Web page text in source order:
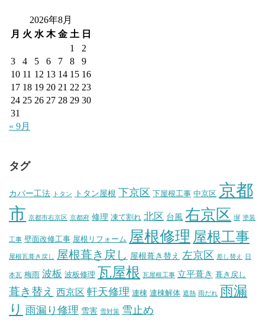
2026年8月
月 火 水 木 金 土 日
1
2
3
4 5 6 7 8
9
10 11 12 13 14 15 16
17 18 19 20 21 22 23
24 25 26 27 28 29 30
31
« 9月
タグ
カバー工法 トタン トタン屋根 下京区 下屋根工事 中京区 京都
市 京都市右京区 京都府 修理 凍て割れ 北区 台風 右京区 塀 塗装
工事 壁面改修工事 屋根リフォーム 屋根修理 屋根工事
屋根瓦葺き戻し 屋根葺き戻し 屋根葺き替え 左京区 差し替え 日
本瓦 梅雨 波板 波板修理 瓦屋根 瓦屋根工事 立平葺き 葺き戻し
葺き替え 西京区 軒天修理 連棟 連棟解体 遮熱 雨だれ 雨漏
り 雨漏り修理 雪害 雪対策 雪止め